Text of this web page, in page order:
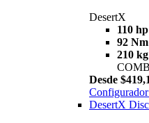
DesertX
110 hp
92 Nm
210 kg
Desde
Configurador
DesertX